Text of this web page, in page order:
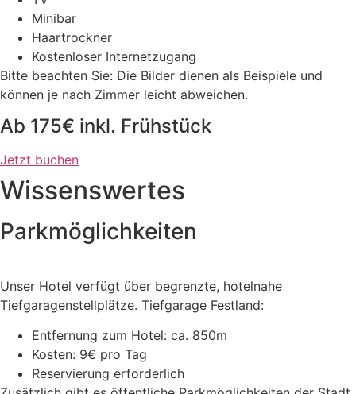
Minibar
Haartrockner
Kostenloser Internetzugang
Bitte beachten Sie: Die Bilder dienen als Beispiele und
können je nach Zimmer leicht abweichen.
Ab 175€ inkl. Frühstück
Jetzt buchen
Wissenswertes
Parkmöglich­keiten
Unser Hotel verfügt über begrenzte, hotelnahe
Tiefgaragenstellplätze. Tiefgarage Festland:
Entfernung zum Hotel: ca. 850m
Kosten: 9€ pro Tag
Reservierung erforderlich